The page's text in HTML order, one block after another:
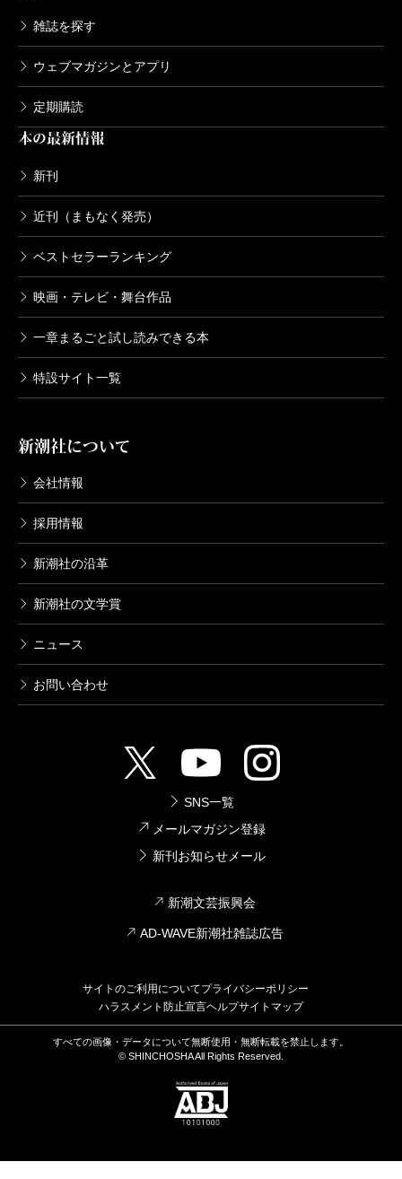
雑誌を探す
ウェブマガジンとアプリ
定期購読
本の最新情報
新刊
近刊（まもなく発売）
ベストセラーランキング
映画・テレビ・舞台作品
一章まるごと試し読みできる本
特設サイト一覧
新潮社について
会社情報
採用情報
新潮社の沿革
新潮社の文学賞
ニュース
お問い合わせ
SNS一覧
メールマガジン登録
新刊お知らせメール
新潮文芸振興会
AD-WAVE新潮社雑誌広告
サイトのご利用についてプライバシーポリシー
ハラスメント防止宣言ヘルプサイトマップ
すべての画像・データについて無断使用・無断転載を禁止します。
© SHINCHOSHA All Rights Reserved.